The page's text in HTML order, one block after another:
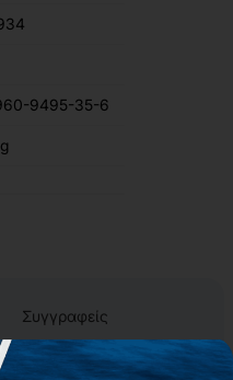
9495-35-6
Συγγραφείς